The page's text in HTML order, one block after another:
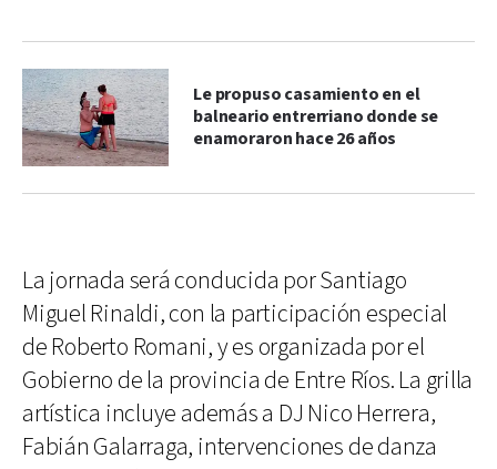
Le propuso casamiento en el
balneario entrerriano donde se
enamoraron hace 26 años
La jornada será conducida por Santiago
Miguel Rinaldi, con la participación especial
de Roberto Romani, y es organizada por el
Gobierno de la provincia de Entre Ríos. La grilla
artística incluye además a DJ Nico Herrera,
Fabián Galarraga, intervenciones de danza